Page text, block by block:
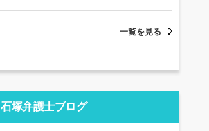
一覧を見る
石塚弁護士ブログ